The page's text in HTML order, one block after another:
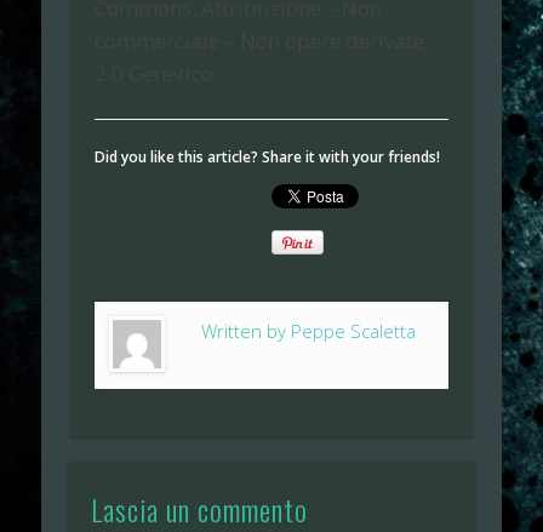
Did you like this article? Share it with your friends!
Written by Peppe Scaletta
Lascia un commento